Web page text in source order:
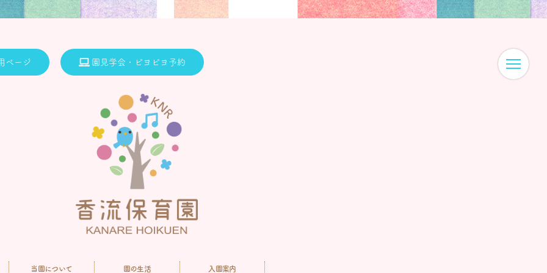
ページ 園見学会・ピヨピヨ予約
当園について 園の生活 入園案内